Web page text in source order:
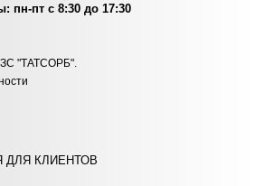
пн-пт с 8:30 до 17:30
"ТАТСОРБ".
КЛИЕНТОВ